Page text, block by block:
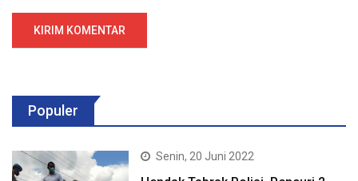
Populer
Senin, 20 Juni 2022